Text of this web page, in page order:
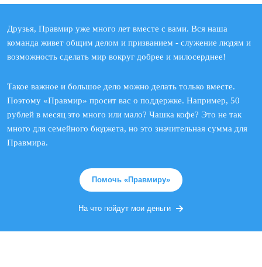
Друзья, Правмир уже много лет вместе с вами. Вся наша
команда живет общим делом и призванием - служение людям и
возможность сделать мир вокруг добрее и милосерднее!
Такое важное и большое дело можно делать только вместе.
Поэтому «Правмир» просит вас о поддержке. Например, 50
рублей в месяц это много или мало? Чашка кофе? Это не так
много для семейного бюджета, но это значительная сумма для
Правмира.
Помочь «Правмиру»
На что пойдут мои деньги